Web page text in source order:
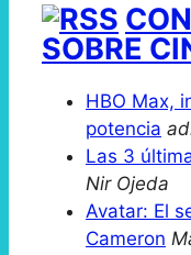
SOBRE
HBO Max,
potencia
Las 3
Nir Ojeda
Avatar: El
Cameron